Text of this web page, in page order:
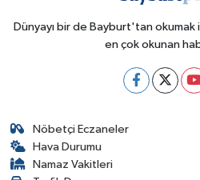
Dünyayı bir de Bayburt'tan
en çok okunan
Nöbetçi Eczaneler
Hava Durumu
Namaz Vakitleri